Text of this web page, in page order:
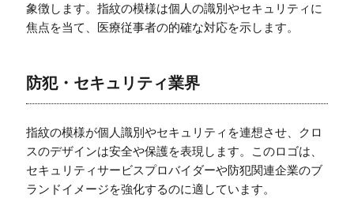
象徴します。指紋の模様は個人の識別やセキュリティに
焦点を当て、医療従事者の的確な対応を示します。
防犯・セキュリティ業界
指紋の模様が個人識別やセキュリティを連想させ、クロ
スのデザインは安全や保護を表現します。このロゴは、
セキュリティサービスプロバイダーや防犯関連企業のブ
ランドイメージを強化するのに適しています。